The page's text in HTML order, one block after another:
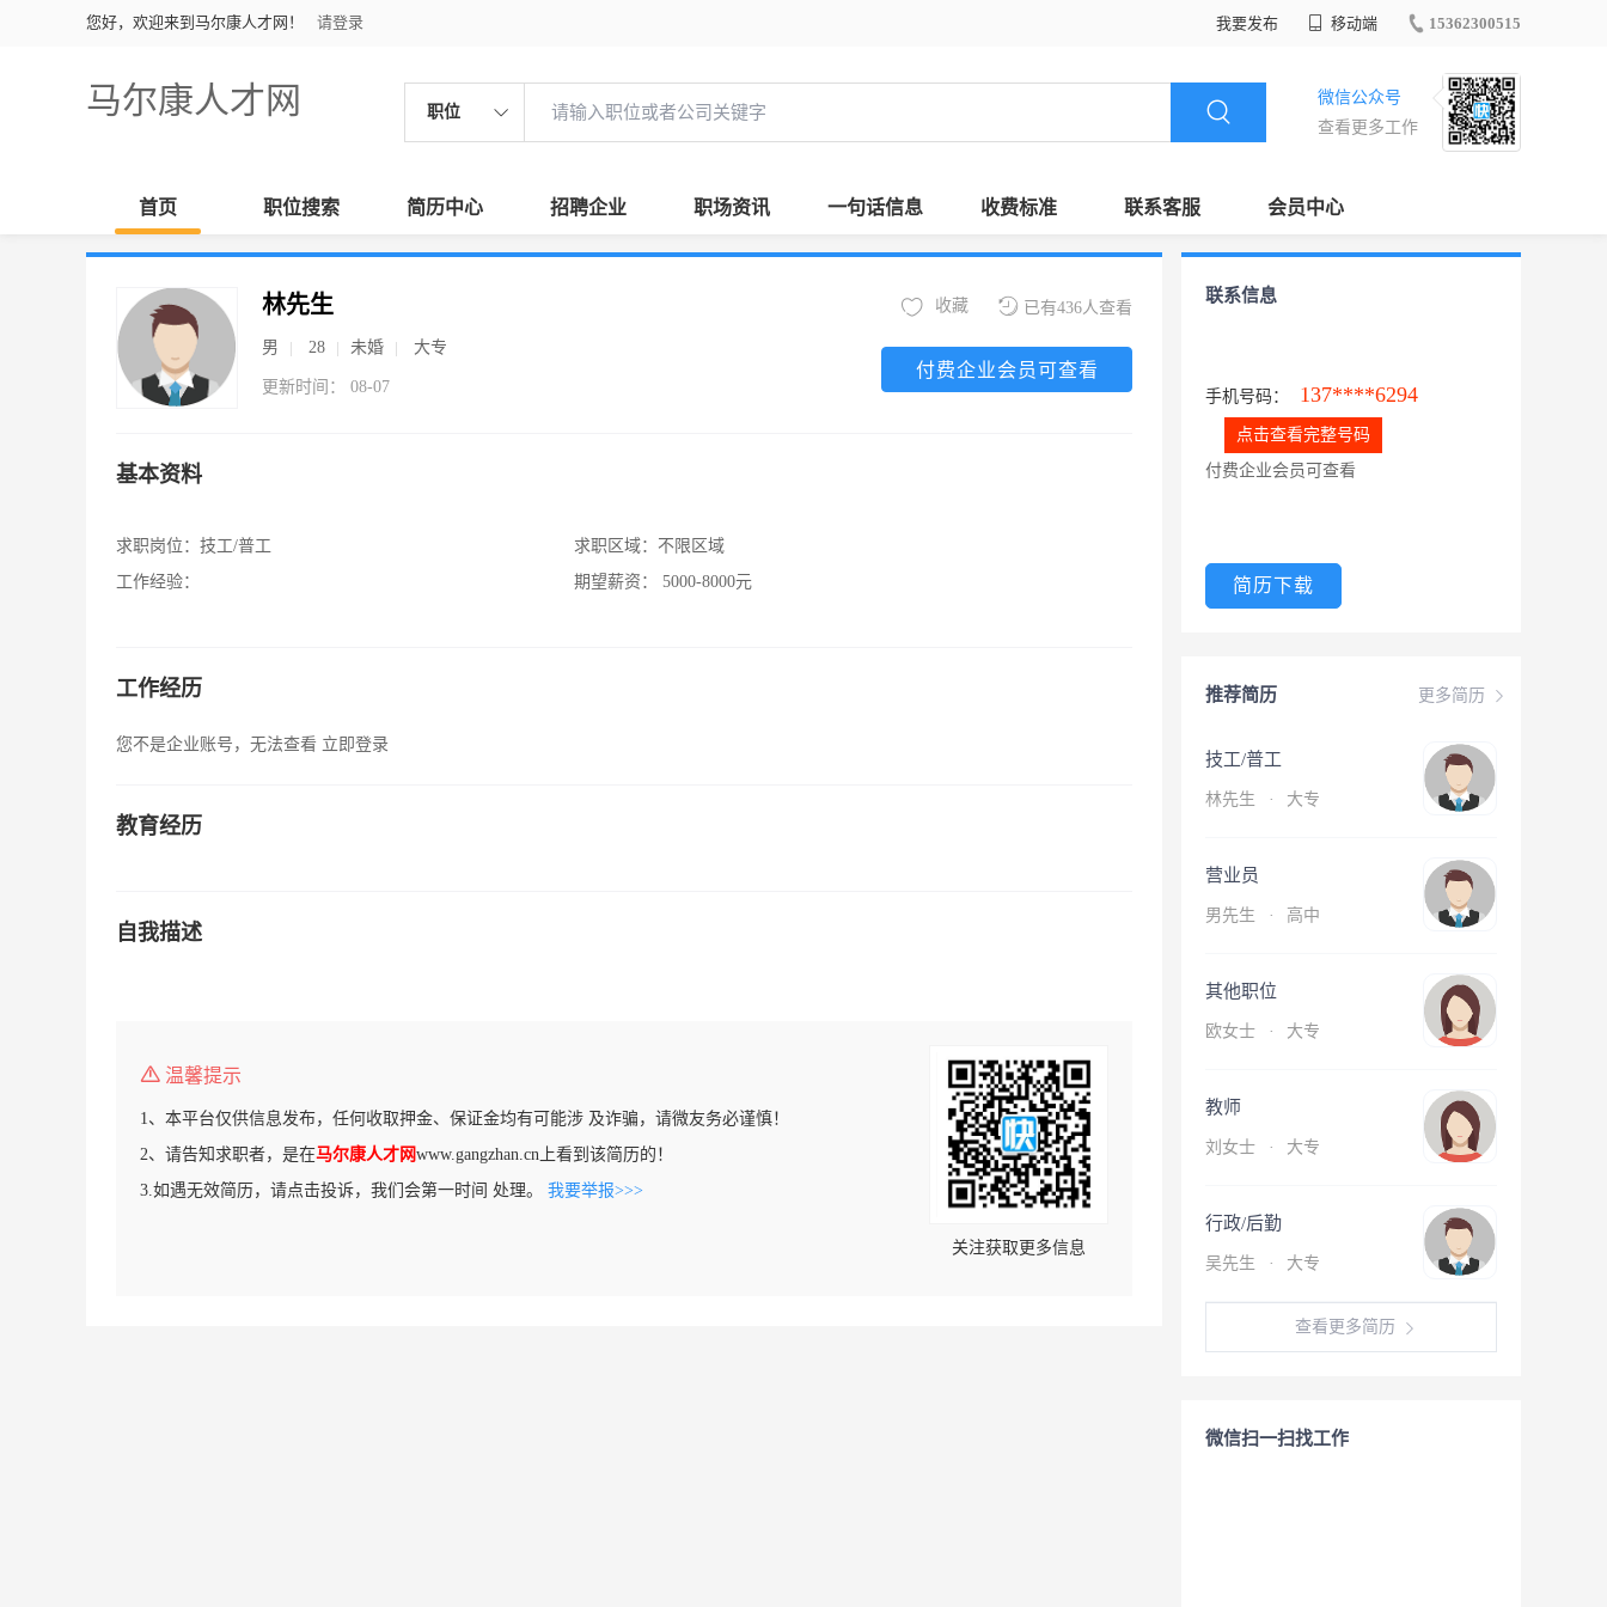
您好，欢迎来到马尔康人才网！ 请登录 我要发布 移动端 15362300515
马尔康人才网 职位
微信公众号
查看更多工作
首页 职位搜索 简历中心 招聘企业 职场资讯 一句话信息 收费标准 联系客服 会员中心
林先生
男 28 未婚 大专
更新时间： 08-07
已有436人查看
收藏
付费企业会员可查看
基本资料
求职岗位： 技工/普工
工作经验：
求职区域： 不限区域
期望薪资：
5000-8000元
工作经历
您不是企业账号，无法查看 立即登录
教育经历
自我描述
温馨提示
1、本平台仅供信息发布，任何收取押金、保证金均有可能涉 及诈骗，请微友务必谨慎！
2、请告知求职者，是在马尔康人才网www.gangzhan.cn上看到该简历的！
3.如遇无效简历，请点击投诉，我们会第一时间 处理。 我要举报>>>
关注获取更多信息
联系信息
手机号码： 137****6294
点击查看完整号码
付费企业会员可查看
简历下载
更多简历
推荐简历
技工/普工
林先生 · 大专
营业员
男先生 · 高中
其他职位
欧女士 · 大专
教师
刘女士 · 大专
行政/后勤
吴先生 · 大专
查看更多简历
微信扫一扫找工作